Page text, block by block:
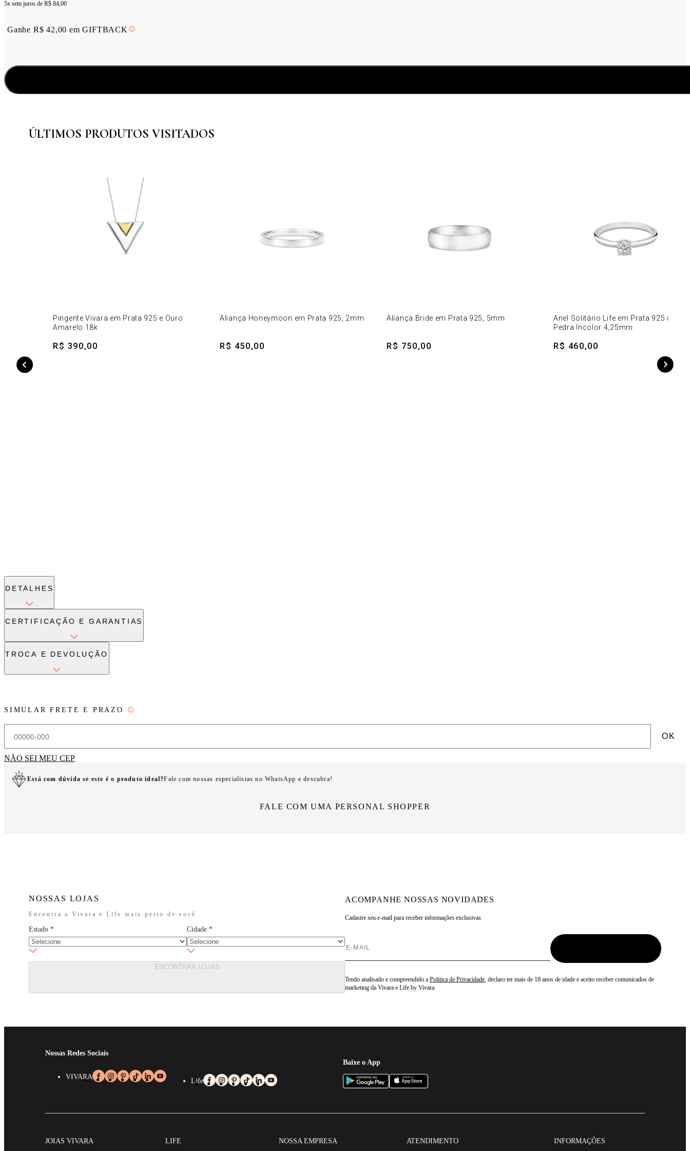
5x sem juros de R$ 84,00
Ganhe R$42,00 emGIFTBACK
ÚLTIMOS PRODUTOS VISITADOS
Pingente Vivara em Prata 925 e Ouro
Amarelo 18k
R$ 390,00
Aliança Honeymoon em Prata 925, 2mm
R$ 450,00
Aliança Bride em Prata 925, 5mm
R$ 750,00
Anel Solitário Life em Prata 925 com
Pedra Incolor 4,25mm
R$ 460,00
DETALHES
CERTIFICAÇÃO E GARANTIAS
TROCA E DEVOLUÇÃO
SIMULAR FRETE E PRAZO
OK
NÃO SEI MEU CEP
Está com dúvida se este é o produto ideal?Fale com nossas especialistas no WhatsApp e descubra!
FALE COM UMA PERSONAL SHOPPER
NOSSAS LOJAS
Encontra a Vivara e Life mais perto de você
Estado * Cidade *
ENCONTRAR LOJAS
ACOMPANHE NOSSAS NOVIDADES
Cadastre seu e-mail para receber informações exclusivas
Tendo analisado e compreendido a Politica de Privacidade, declaro ter mais de 18 anos de idade e aceito receber comunicados de
marketing da Vivara e Life by Vivara.
Nossas Redes Sociais
VIVARA
Life
Baixe o App
JOIAS VIVARA LIFE NOSSA EMPRESA ATENDIMENTO INFORMAÇÕES